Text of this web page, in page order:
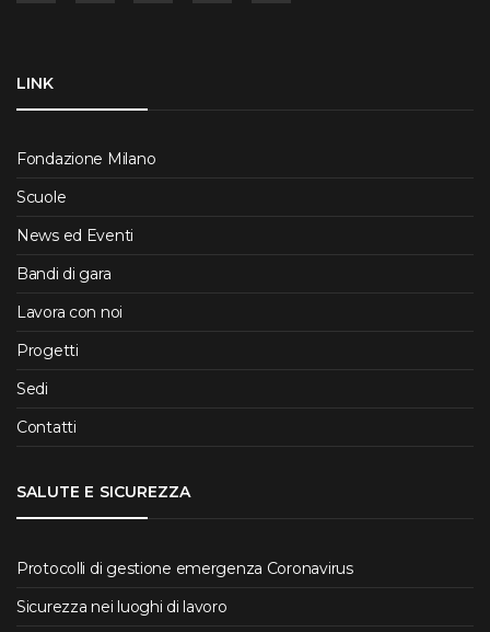
LINK
Fondazione Milano
Scuole
News ed Eventi
Bandi di gara
Lavora con noi
Progetti
Sedi
Contatti
SALUTE E SICUREZZA
Protocolli di gestione emergenza Coronavirus
Sicurezza nei luoghi di lavoro